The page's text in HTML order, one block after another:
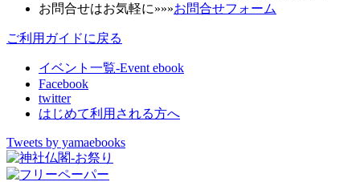
お問合せはお気軽に»»»お問合せフォーム
ご利用ガイドに戻る
イベント一覧-Event ebook
Facebook
twitter
はじめて利用される方へ
Tweets by yamaebooks